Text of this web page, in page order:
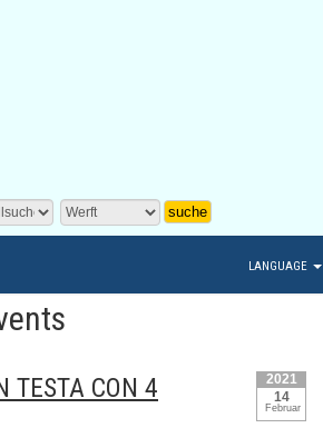
LANGUAGE
2021
14
Februar
TESTA CON 4